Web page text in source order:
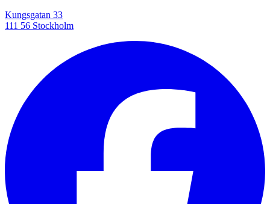
Kungsgatan 33
111 56 Stockholm